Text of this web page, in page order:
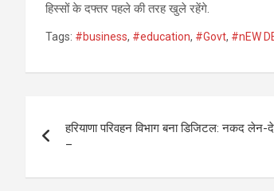
हिस्सों के दफ्तर पहले की तरह खुले रहेंगे.
Tags: #business, #education, #Govt, #nEW
navigation
हरियाणा परिवहन विभाग बना डिजिटल: नकद लेन-
–